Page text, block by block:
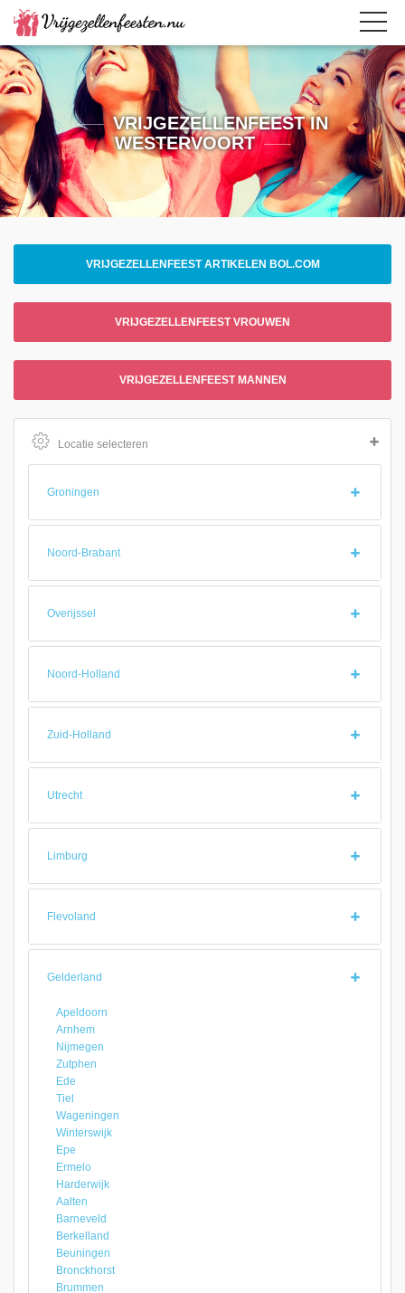
VRIJGEZELLENFEEST IN
WESTERVOORT
VRIJGEZELLENFEEST ARTIKELEN BOL.COM
VRIJGEZELLENFEEST VROUWEN
VRIJGEZELLENFEEST MANNEN
Locatie selecteren
Groningen
Noord-Brabant
Overijssel
Noord-Holland
Zuid-Holland
Utrecht
Limburg
Flevoland
Gelderland
Apeldoorn
Arnhem
Nijmegen
Zutphen
Ede
Tiel
Wageningen
Winterswijk
Epe
Ermelo
Harderwijk
Aalten
Barneveld
Berkelland
Beuningen
Bronckhorst
Brummen